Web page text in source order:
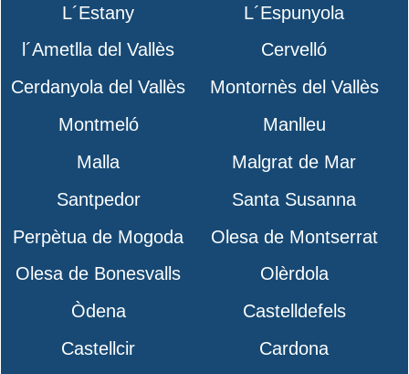
L´Estany
L´Espunyola
l´Ametlla del Vallès
Cervelló
Cerdanyola del Vallès
Montornès del Vallès
Montmeló
Manlleu
Malla
Malgrat de Mar
Santpedor
Santa Susanna
Perpètua de Mogoda
Olesa de Montserrat
Olesa de Bonesvalls
Olèrdola
Òdena
Castelldefels
Castellcir
Cardona